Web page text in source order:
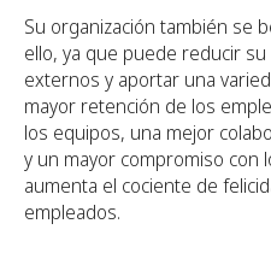
Su organización también se
ello, ya que puede reducir
externos y aportar una
mayor retención de los
los equipos, una mejor
y un mayor compromiso con
aumenta el cociente de
empleados.